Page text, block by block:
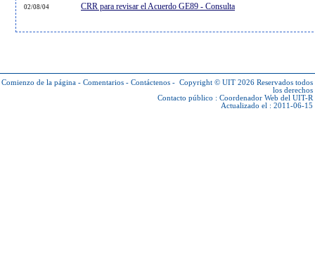
02/08/04 CRR para revisar el Acuerdo GE89 - Consulta
Comienzo de la página - Comentarios - Contáctenos - Copyright © UIT 2026 Reservados todos
los derechos
Contacto público : Coordenador Web del UIT-R
Actualizado el : 2011-06-15